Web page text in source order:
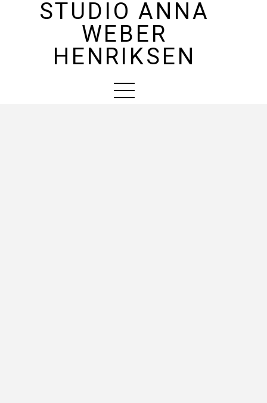
STUDIO ANNA
WEBER
HENRIKSEN